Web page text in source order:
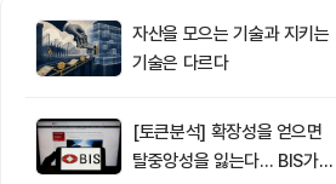
자산을 모으는 기술과 지키는
기술은 다르다
[토큰분석] 확장성을 얻으면
탈중앙성을 잃는다… BIS가